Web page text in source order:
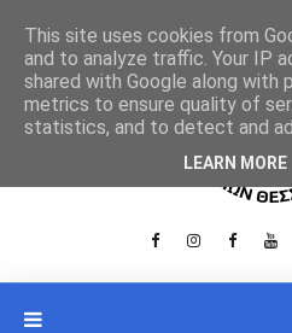
This site uses cookies from
and to analyze traffic. Your IP
shared with Google along with
metrics to ensure quality of
statistics, and to detect and
LEARN MORE